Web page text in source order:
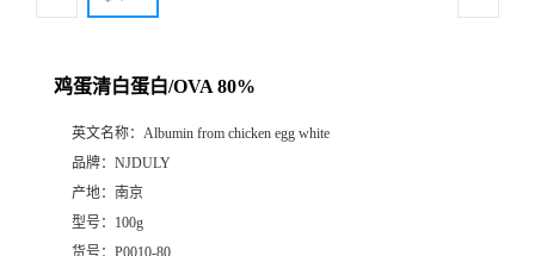
鸡蛋清白蛋白/OVA 80%
英文名称： Albumin from chicken egg white
品牌： NJDULY
产地： 南京
型号： 100g